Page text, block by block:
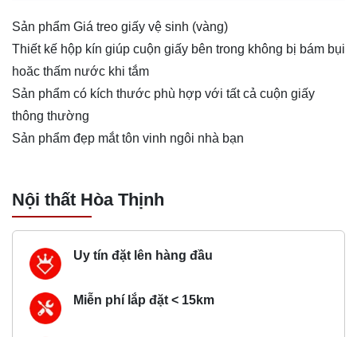
Sản phẩm Giá treo giấy vệ sinh (vàng)
Thiết kế hộp kín giúp cuộn giấy bên trong không bị bám bụi
hoăc thấm nước khi tắm
Sản phẩm có kích thước phù hợp với tất cả cuộn giấy
thông thường
Sản phẩm đẹp mắt tôn vinh ngôi nhà bạn
Nội thất Hòa Thịnh
Uy tín đặt lên hàng đầu
Miễn phí lắp đặt < 15km